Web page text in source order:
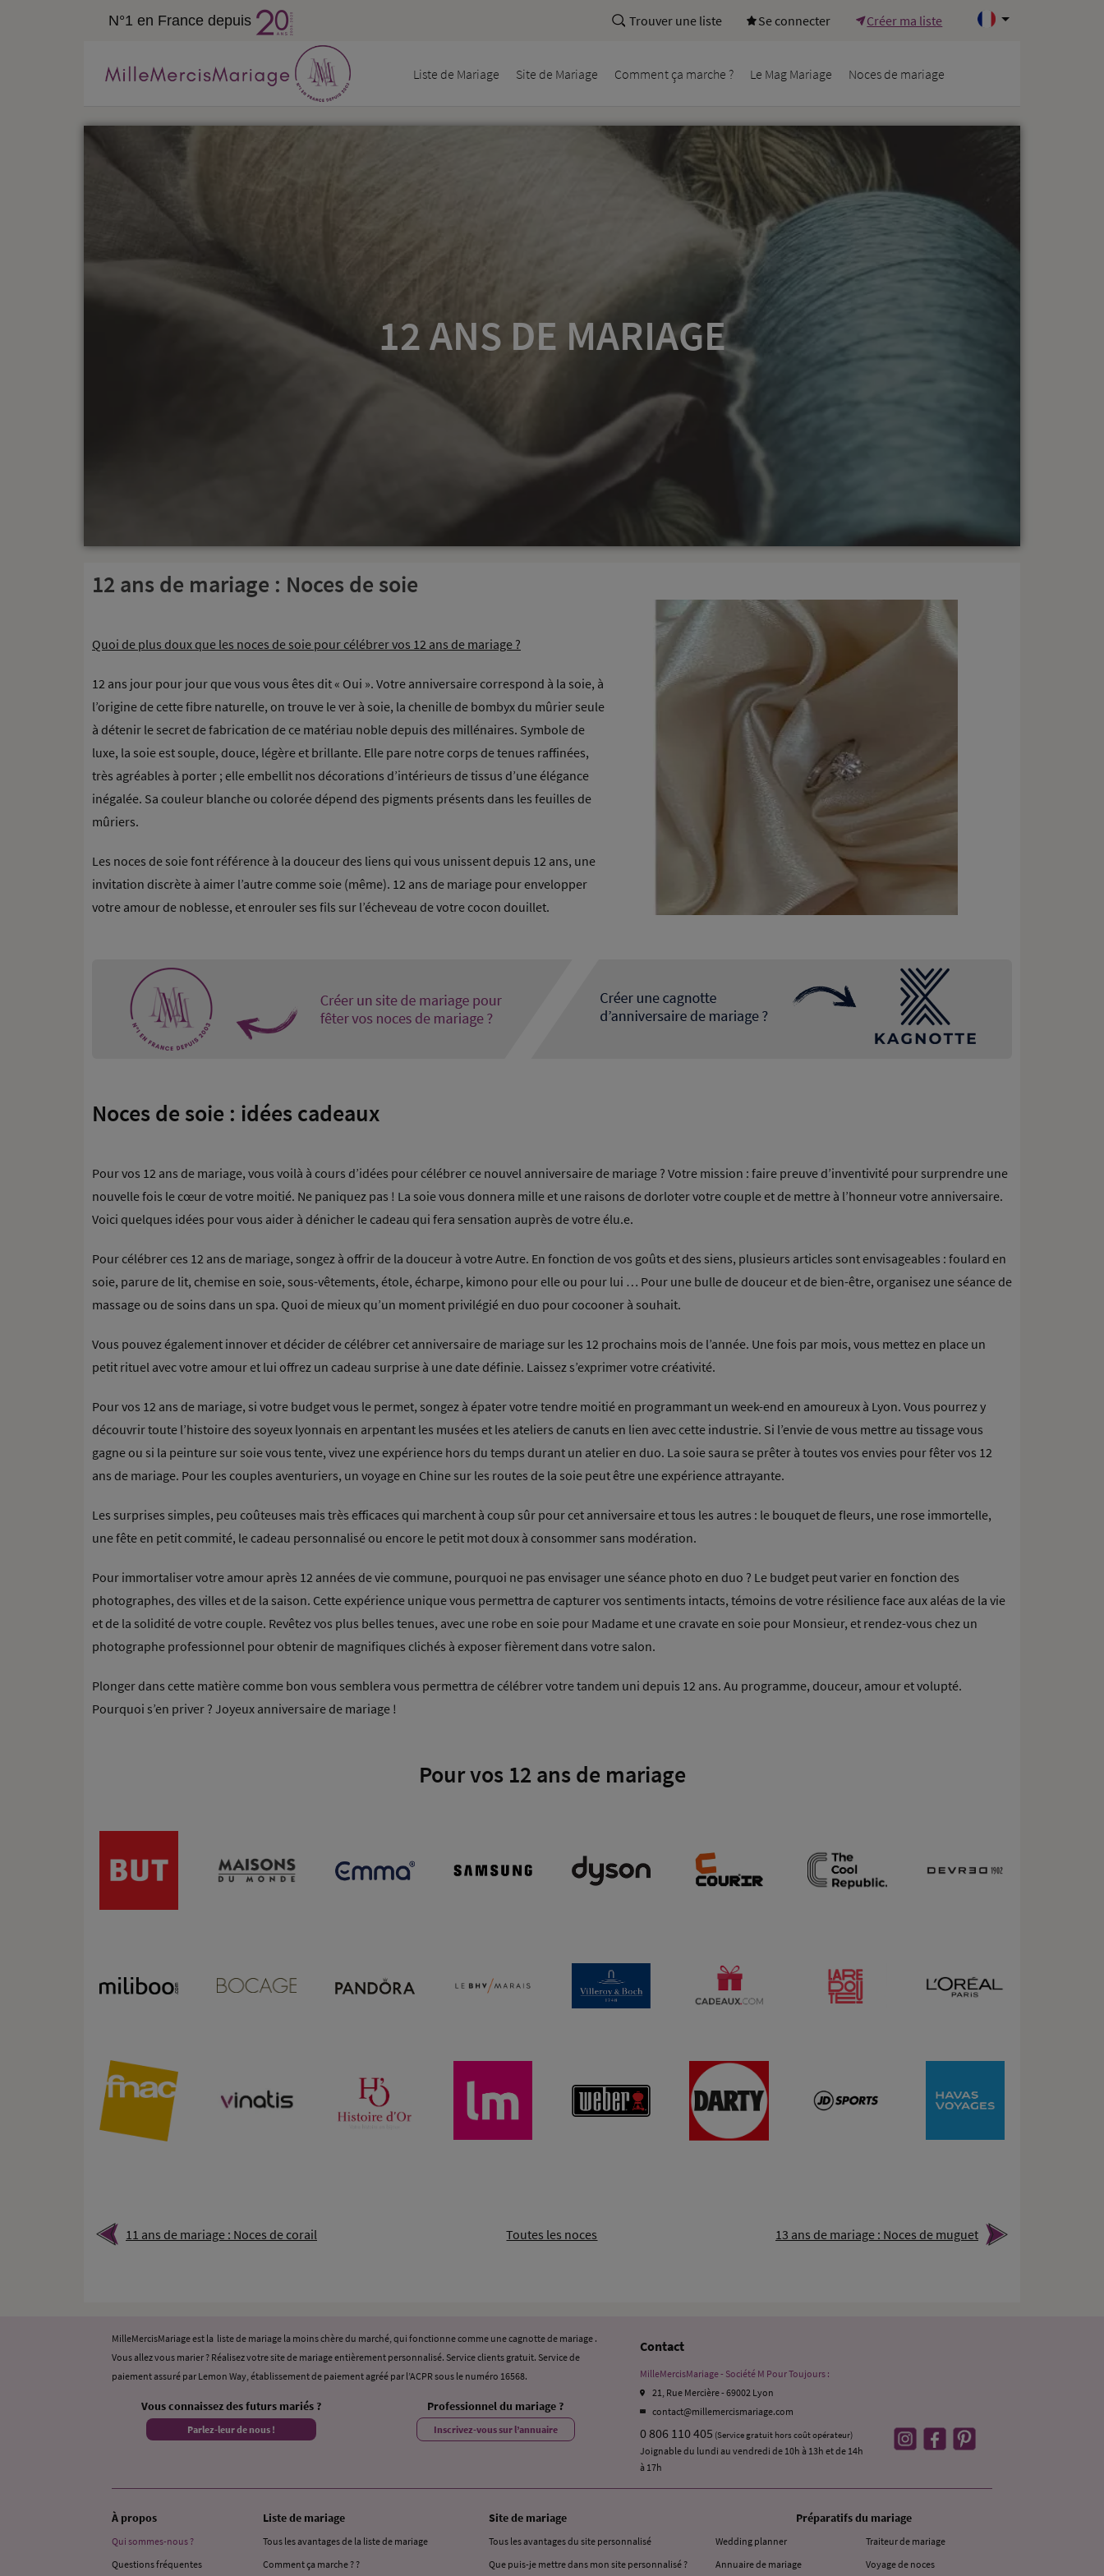
N°1 en France depuis Trouver une liste Se connecter Créer ma liste
Liste de Mariage Site de Mariage Comment ça marche ? Le Mag Mariage Noces de mariage
12 ANS DE MARIAGE
12 ans de mariage : Noces de soie
Quoi de plus doux que les noces de soie pour célébrer vos 12 ans de mariage ?
12 ans jour pour jour que vous vous êtes dit « Oui ». Votre anniversaire correspond à la soie, à
l’origine de cette fibre naturelle, on trouve le ver à soie, la chenille de bombyx du mûrier seule
à détenir le secret de fabrication de ce matériau noble depuis des millénaires. Symbole de
luxe, la soie est souple, douce, légère et brillante. Elle pare notre corps de tenues raffinées,
très agréables à porter ; elle embellit nos décorations d’intérieurs de tissus d’une élégance
inégalée. Sa couleur blanche ou colorée dépend des pigments présents dans les feuilles de
mûriers.
Les noces de soie font référence à la douceur des liens qui vous unissent depuis 12 ans, une
invitation discrète à aimer l’autre comme soie (même). 12 ans de mariage pour envelopper
votre amour de noblesse, et enrouler ses fils sur l’écheveau de votre cocon douillet.
Noces de soie : idées cadeaux
Pour vos 12 ans de mariage, vous voilà à cours d’idées pour célébrer ce nouvel anniversaire de mariage ? Votre mission : faire preuve d’inventivité pour surprendre une
nouvelle fois le cœur de votre moitié. Ne paniquez pas ! La soie vous donnera mille et une raisons de dorloter votre couple et de mettre à l’honneur votre anniversaire.
Voici quelques idées pour vous aider à dénicher le cadeau qui fera sensation auprès de votre élu.e.
Pour célébrer ces 12 ans de mariage, songez à offrir de la douceur à votre Autre. En fonction de vos goûts et des siens, plusieurs articles sont envisageables : foulard en
soie, parure de lit, chemise en soie, sous-vêtements, étole, écharpe, kimono pour elle ou pour lui … Pour une bulle de douceur et de bien-être, organisez une séance de
massage ou de soins dans un spa. Quoi de mieux qu’un moment privilégié en duo pour cocooner à souhait.
Vous pouvez également innover et décider de célébrer cet anniversaire de mariage sur les 12 prochains mois de l’année. Une fois par mois, vous mettez en place un
petit rituel avec votre amour et lui offrez un cadeau surprise à une date définie. Laissez s’exprimer votre créativité.
Pour vos 12 ans de mariage, si votre budget vous le permet, songez à épater votre tendre moitié en programmant un week-end en amoureux à Lyon. Vous pourrez y
découvrir toute l’histoire des soyeux lyonnais en arpentant les musées et les ateliers de canuts en lien avec cette industrie. Si l’envie de vous mettre au tissage vous
gagne ou si la peinture sur soie vous tente, vivez une expérience hors du temps durant un atelier en duo. La soie saura se prêter à toutes vos envies pour fêter vos 12
ans de mariage. Pour les couples aventuriers, un voyage en Chine sur les routes de la soie peut être une expérience attrayante.
Les surprises simples, peu coûteuses mais très efficaces qui marchent à coup sûr pour cet anniversaire et tous les autres : le bouquet de fleurs, une rose immortelle,
une fête en petit commité, le cadeau personnalisé ou encore le petit mot doux à consommer sans modération.
Pour immortaliser votre amour après 12 années de vie commune, pourquoi ne pas envisager une séance photo en duo ? Le budget peut varier en fonction des
photographes, des villes et de la saison. Cette expérience unique vous permettra de capturer vos sentiments intacts, témoins de votre résilience face aux aléas de la vie
et de la solidité de votre couple. Revêtez vos plus belles tenues, avec une robe en soie pour Madame et une cravate en soie pour Monsieur, et rendez-vous chez un
photographe professionnel pour obtenir de magnifiques clichés à exposer fièrement dans votre salon.
Plonger dans cette matière comme bon vous semblera vous permettra de célébrer votre tandem uni depuis 12 ans. Au programme, douceur, amour et volupté.
Pourquoi s’en priver ? Joyeux anniversaire de mariage !
Pour vos 12 ans de mariage
11 ans de mariage : Noces de corail Toutes les noces 13 ans de mariage : Noces de muguet
MilleMercisMariage est la liste de mariage la moins chère du marché, qui fonctionne comme une cagnotte de mariage .
Vous allez vous marier ? Réalisez votre site de mariage entièrement personnalisé. Service clients gratuit. Service de
paiement assuré par Lemon Way, établissement de paiement agréé par l’ACPR sous le numéro 16568.
Vous connaissez des futurs mariés ?
Parlez-leur de nous !
Professionnel du mariage ?
Inscrivez-vous sur l’annuaire
Contact
MilleMercisMariage - Société M Pour Toujours :
21, Rue Mercière - 69002 Lyon
contact@millemercismariage.com
0 806 110 405 (Service gratuit hors coût opérateur)
Joignable du lundi au vendredi de 10h à 13h et de 14h
à 17h
À propos
Qui sommes-nous ?
Questions fréquentes
Liste de mariage
Tous les avantages de la liste de mariage
Comment ça marche ? ?
Site de mariage
Tous les avantages du site personnalisé
Que puis-je mettre dans mon site personnalisé ?
Préparatifs du mariage
Wedding planner
Annuaire de mariage
Traiteur de mariage
Voyage de noces